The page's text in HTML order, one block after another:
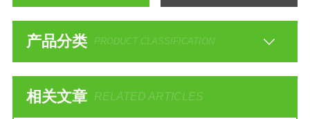
产品分类 PRODUCT CLASSIFICATION
相关文章 RELATED ARTICLES